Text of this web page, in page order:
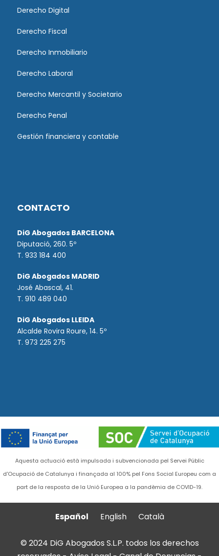
Derecho Digital
Derecho Fiscal
Derecho Inmobiliario
Derecho Laboral
Derecho Mercantil y Societario
Derecho Penal
Gestión financiera y contable
CONTACTO
DiG Abogados BARCELONA
Diputació, 260. 5º
T. 933 184 400
DiG Abogados MADRID
José Abascal, 41.
T. 910 489 040
DiG Abogados LLEIDA
Alcalde Rovira Roure, 14. 5º
T. 973 225 275
Aquesta actuació està impulsada i subvencionada pel Servei Públic
d'Ocupació de Catalunya i finançada al 100% pel Fons Social Europeu com a
part de la resposta de la Unió Europea a la pandèmia de COVID-19.
Español English Català
© 2024 DiG Abogados S.L.P. todos los derechos